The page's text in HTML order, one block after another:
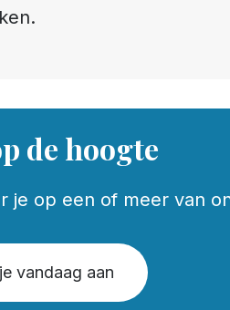
de hoogte
je op een of meer van
vandaag aan